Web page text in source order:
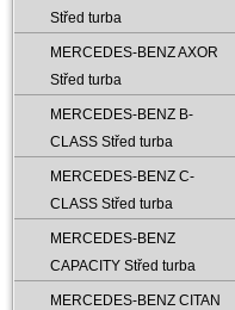
Střed turba
MERCEDES-BENZ AXOR
Střed turba
MERCEDES-BENZ B-
CLASS Střed turba
MERCEDES-BENZ C-
CLASS Střed turba
MERCEDES-BENZ
CAPACITY Střed turba
MERCEDES-BENZ CITAN